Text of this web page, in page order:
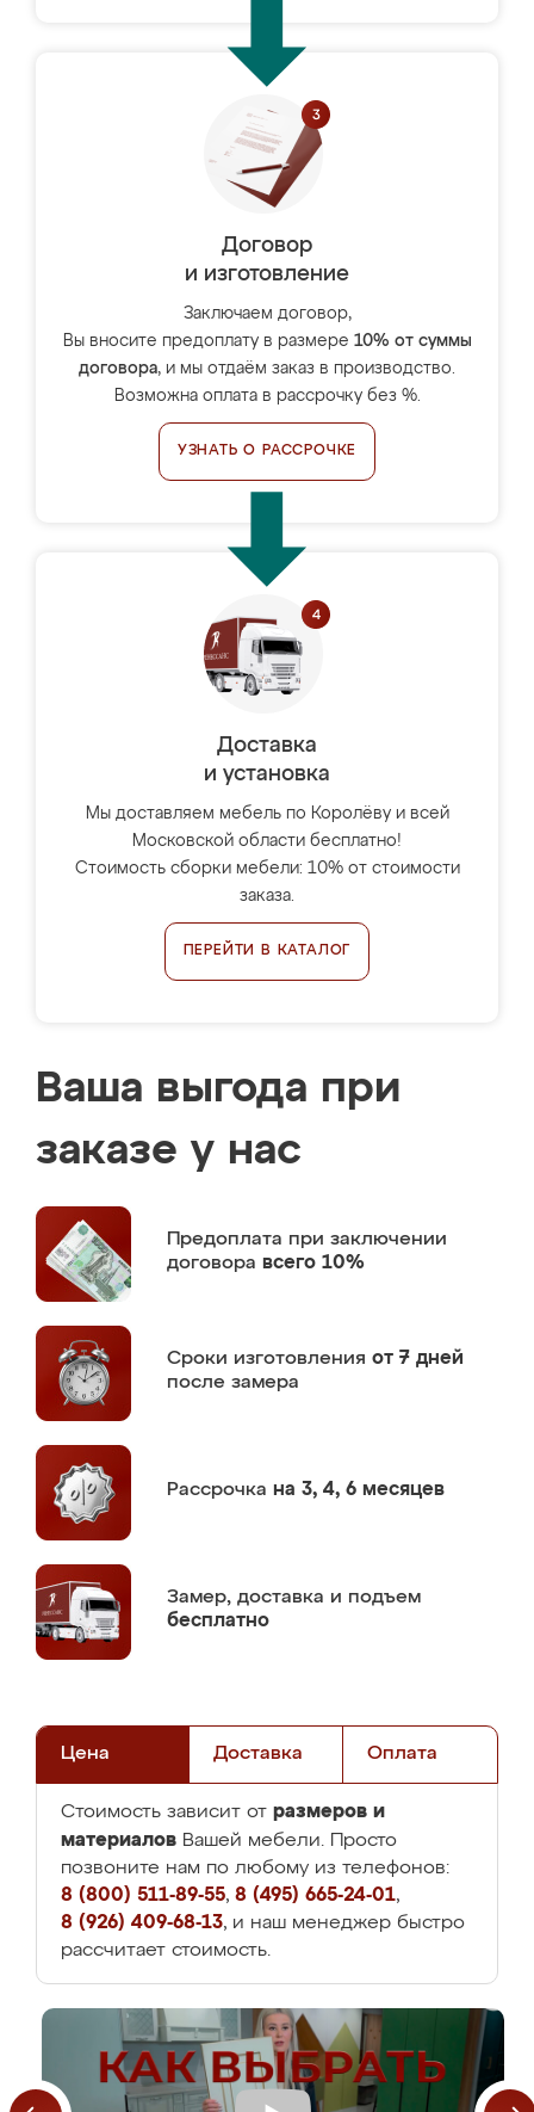
Договор
и изготовление
Заключаем договор,
Вы вносите предоплату в размере 10% от суммы
договора, и мы отдаём заказ в производство.
Возможна оплата в рассрочку без %.
УЗНАТЬ О РАССРОЧКЕ
Доставка
и установка
Мы доставляем мебель по Королёву и всей
Московской области бесплатно!
Стоимость сборки мебели: 10% от стоимости
заказа.
ПЕРЕЙТИ В КАТАЛОГ
Ваша выгода при
заказе у нас
Предоплата при заключении
договора всего 10%
Сроки изготовления от 7 дней
после замера
Рассрочка на 3, 4, 6 месяцев
Замер, доставка и подъем
бесплатно
Цена Доставка Оплата
Стоимость зависит от размеров и
материалов Вашей мебели. Просто
позвоните нам по любому из телефонов:
8 (800) 511-89-55, 8 (495) 665-24-01,
8 (926) 409-68-13, и наш менеджер быстро
рассчитает стоимость.